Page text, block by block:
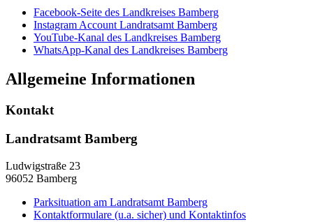
Facebook-Seite des Landkreises Bamberg
Instagram Account Landratsamt Bamberg
YouTube-Kanal des Landkreises Bamberg
WhatsApp-Kanal des Landkreises Bamberg
Allgemeine Informationen
Kontakt
Landratsamt Bamberg
Ludwigstraße 23
96052 Bamberg
Parksituation am Landratsamt Bamberg
Kontaktformulare (u.a. sicher) und Kontaktinfos